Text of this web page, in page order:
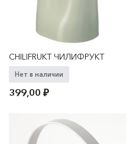
CHILIFRUKT ЧИЛИФРУКТ
Нет в наличии
399,00₽